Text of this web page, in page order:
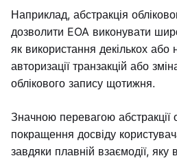
Наприклад, абстракція
дозволити EOA виконувати
як використання декількох або
авторизації транзакцій або
облікового запису щотижня.
Значною перевагою абстракції
покращення досвіду
завдяки плавній взаємодії, яку